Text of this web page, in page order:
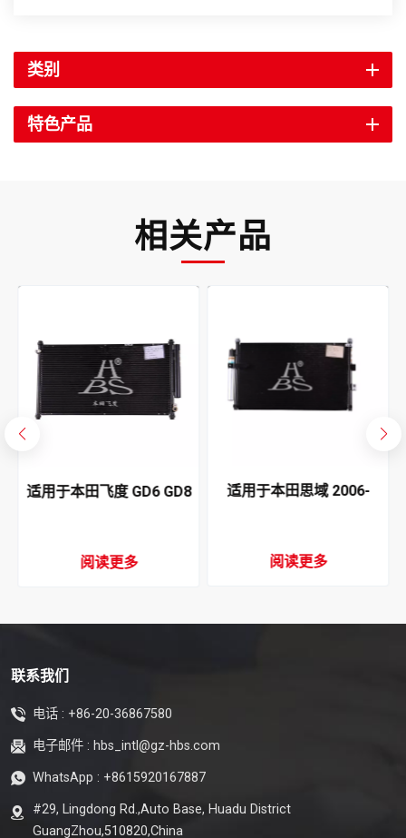
类别
特色产品
相关产品
适用于本田飞度 GD6 GD8
阅读更多
适用于本田思域 2006-
阅读更多
联系我们
电话 : +86-20-36867580
电子邮件 : hbs_intl@gz-hbs.com
WhatsApp : +8615920167887
#29, Lingdong Rd.,Auto Base, Huadu District
GuangZhou,510820,China